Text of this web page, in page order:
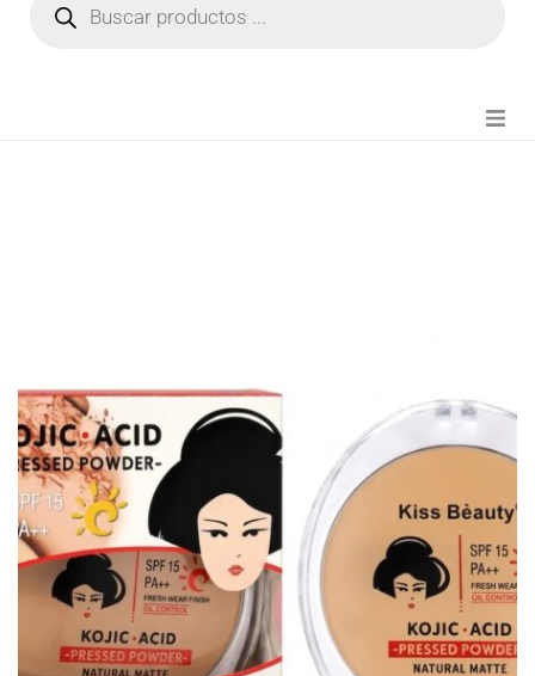
PERFUMES
BISUTERIA
BOLSOS Y MONEDEROS
CALZADO